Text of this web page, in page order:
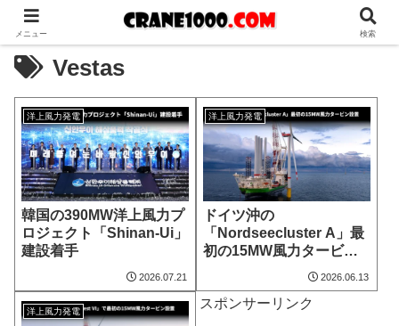
Vestas
洋上風力発電
韓国の390MW洋上風力プ
ロジェクト「Shinan-Ui」
建設着手
2026.07.21
洋上風力発電
ドイツ沖の
「Nordseecluster A」最
初の15MW風力タービン
2026.06.13
洋上風力発電 スポンサーリンク
メニュー 検索